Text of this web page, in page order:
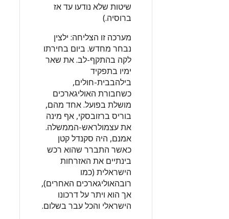
שיטות שלא נודעו עד אז
ברוסיה.)
מערכה זו הצליחה: ילצין
נבחר מחדש. ביום בחירתו
לקה בהתקף-לב. את שאר
ימיו בתפקיד
בילהבבית-חולים,
כשחבורת האוליגארכים
מושלת בפועל. אחד מהם,
בוריס ברזובסקי, אף מינה
את עצמולראש-הממשלה.
אמנם, היה סקנדל קטן
כאשר התברר שהוא רכש
בינתיים את האזרחות
הישראלית (כמו
רובהאוליגארכים האחרים),
אך הוא ויתר על דרכונו
הישראלי והכל עבר בשלום.